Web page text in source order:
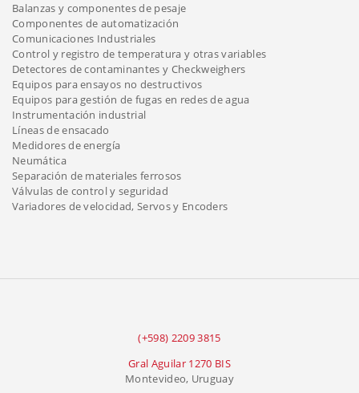
Balanzas y componentes de pesaje
Componentes de automatización
Comunicaciones Industriales
Control y registro de temperatura y otras variables
Detectores de contaminantes y Checkweighers
Equipos para ensayos no destructivos
Equipos para gestión de fugas en redes de agua
Instrumentación industrial
Líneas de ensacado
Medidores de energía
Neumática
Separación de materiales ferrosos
Válvulas de control y seguridad
Variadores de velocidad, Servos y Encoders
(+598) 2209 3815
Gral Aguilar 1270 BIS
Montevideo, Uruguay